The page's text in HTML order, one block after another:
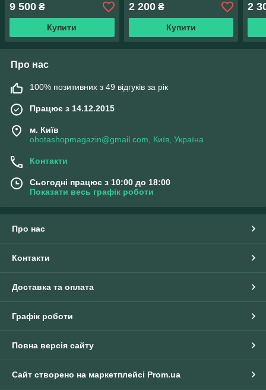
9 500 ₴
Купити
2 200₴
Купити
2
Про нас
100% позитивних з 49 відгуків за рік
Працює з 14.12.2015
м. Київ
ohotashopmagazin@gmail.com, Київ, Україна
Контакти
Сьогодні працює з 10:00 до 18:00
Показати весь графік роботи
Про нас
Контакти
Доставка та оплата
Графік роботи
Повна версія сайту
Сайт створено на маркетплейсі Prom.ua